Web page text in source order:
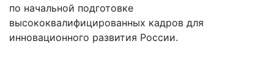
по начальной подготовке
высококвалифицированных кадров для
инновационного развития России.